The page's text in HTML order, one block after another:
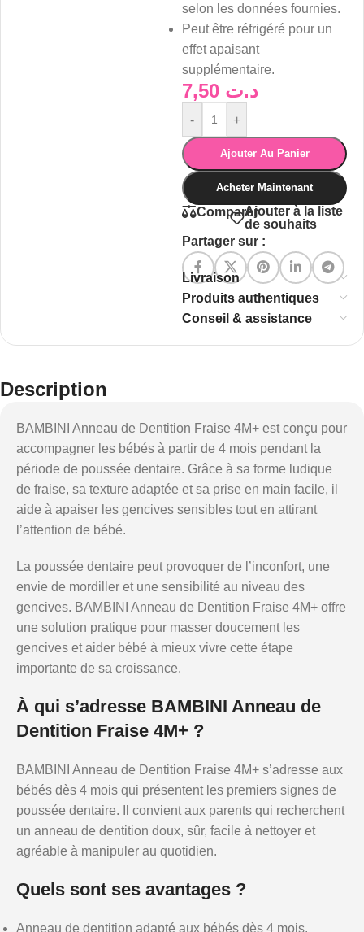
selon les données fournies.
Peut être réfrigéré pour un
effet apaisant
supplémentaire.
د.ت
- +
Ajouter Au Panier
Acheter Maintenant
ComparerAjouter à la liste
de souhaits
Partager sur :
Livraison
Produits authentiques
Conseil & assistance
Description
BAMBINI Anneau de Dentition Fraise 4M+ est conçu pour
accompagner les bébés à partir de 4 mois pendant la
période de poussée dentaire. Grâce à sa forme ludique
de fraise, sa texture adaptée et sa prise en main facile, il
aide à apaiser les gencives sensibles tout en attirant
l’attention de bébé.
La poussée dentaire peut provoquer de l’inconfort, une
envie de mordiller et une sensibilité au niveau des
gencives. BAMBINI Anneau de Dentition Fraise 4M+ offre
une solution pratique pour masser doucement les
gencives et aider bébé à mieux vivre cette étape
importante de sa croissance.
À qui s’adresse BAMBINI Anneau de
Dentition Fraise 4M+ ?
BAMBINI Anneau de Dentition Fraise 4M+ s’adresse aux
bébés dès 4 mois qui présentent les premiers signes de
poussée dentaire. Il convient aux parents qui recherchent
un anneau de dentition doux, sûr, facile à nettoyer et
agréable à manipuler au quotidien.
Quels sont ses avantages ?
Anneau de dentition adapté aux bébés dès 4 mois.